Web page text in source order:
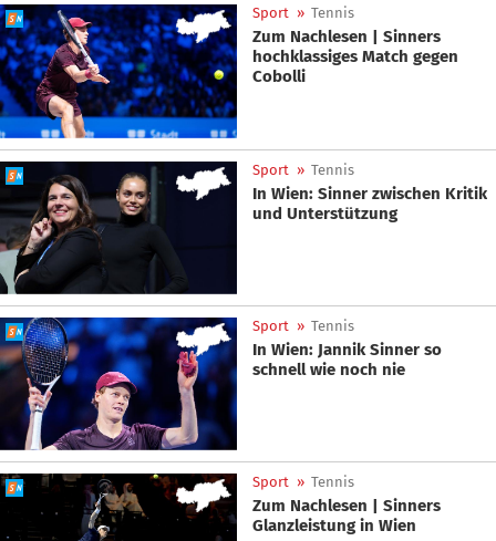
Sport » Tennis
Zum Nachlesen | Sinners
hochklassiges Match gegen
Cobolli
Sport » Tennis
In Wien: Sinner zwischen Kritik
und Unterstützung
Sport » Tennis
In Wien: Jannik Sinner so
schnell wie noch nie
Sport » Tennis
Zum Nachlesen | Sinners
Glanzleistung in Wien